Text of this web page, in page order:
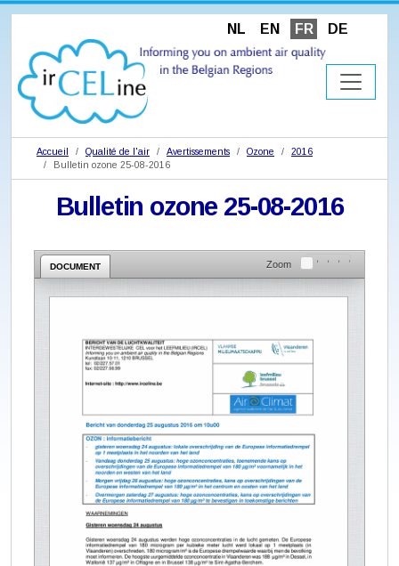
NL EN FR DE
Accueil Qualité de l'air Avertissements Ozone
2016
Bulletin ozone 25-08-2016
Bulletin ozone 25-08-2016
DOCUMENT Zoom